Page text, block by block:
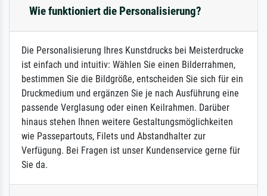
Wie funktioniert die Personalisierung?
Die Personalisierung Ihres Kunstdrucks bei Meisterdrucke
ist einfach und intuitiv: Wählen Sie einen Bilderrahmen,
bestimmen Sie die Bildgröße, entscheiden Sie sich für ein
Druckmedium und ergänzen Sie je nach Ausführung eine
passende Verglasung oder einen Keilrahmen. Darüber
hinaus stehen Ihnen weitere Gestaltungsmöglichkeiten
wie Passepartouts, Filets und Abstandhalter zur
Verfügung. Bei Fragen ist unser Kundenservice gerne für
Sie da.